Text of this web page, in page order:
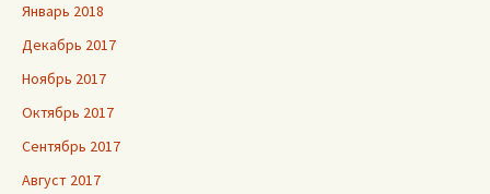
Январь 2018
Декабрь 2017
Ноябрь 2017
Октябрь 2017
Сентябрь 2017
Август 2017